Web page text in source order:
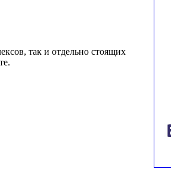
так и отдельно стоящих